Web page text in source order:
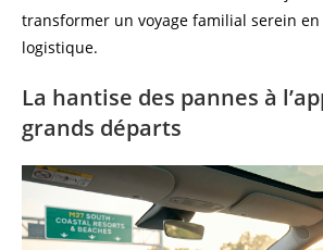
transformer un voyage familial serein
logistique.
La hantise des pannes à
grands départs